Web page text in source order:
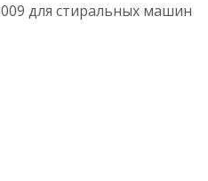
для стиральных машин